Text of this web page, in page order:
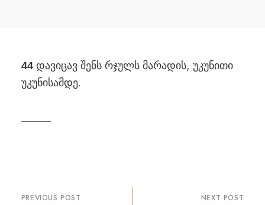
44 დავიცავ შენს რჯულს მარადის, უკუნითი
უკუნისამდე.
პოსტის
PREVIOUS POST NEXT POST